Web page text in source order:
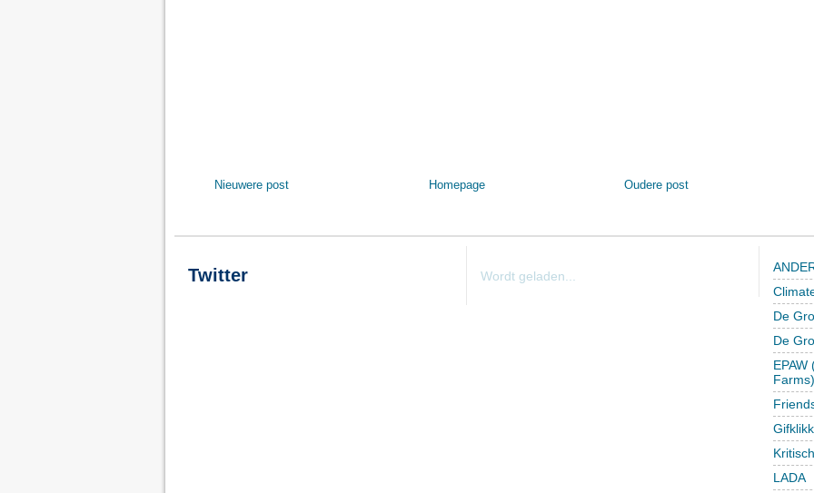
Nieuwere post Oudere post
Homepage
Twitter Wordt geladen...
De
De
Farms)
LADA